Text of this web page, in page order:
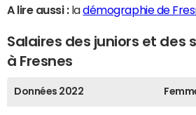
A lire aussi :ladémographie de
Salaires des juniors et des
à Fresnes
Données 2022